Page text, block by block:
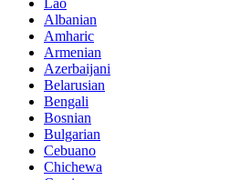
Albanian
Amharic
Armenian
Azerbaijani
Belarusian
Bengali
Bosnian
Bulgarian
Cebuano
Chichewa